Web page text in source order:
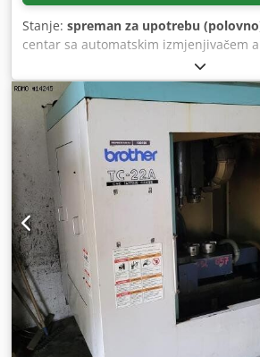
Stanje: spreman za upotrebu
centar sa automatskim izmjenjivačem
Površina stola X/Y: 600mm/300mm,
420mm/300mm/250mm, obrtaji
Prihvat alata: BT30. Upravljanje:
mašine: cca 2000kg, uključuje
dogovoru. Dwodpjx Ecu Esfx Aqcsa